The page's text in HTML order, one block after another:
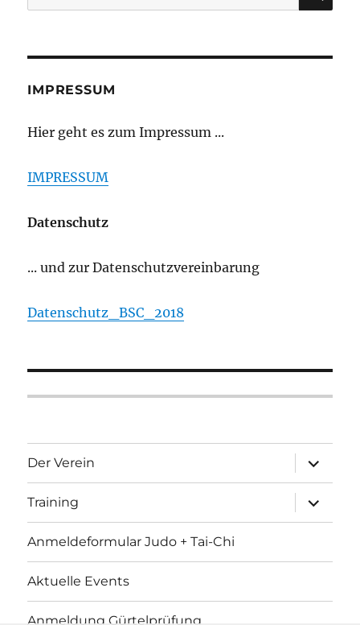
nach:
IMPRESSUM
Hier geht es zum Impressum ...
IMPRESSUM
Datenschutz
... und zur Datenschutzvereinbarung
Datenschutz_BSC_2018
Der Verein
öffnen
Training
öffnen
Anmeldeformular Judo + Tai-Chi
Aktuelle Events
Anmeldung Gürtelprüfung